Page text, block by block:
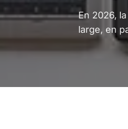
En 2026,
large, en